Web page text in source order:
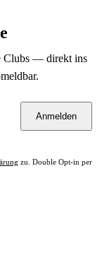
Clubs — direkt ins
Anmelden
zu. Double Opt-in per